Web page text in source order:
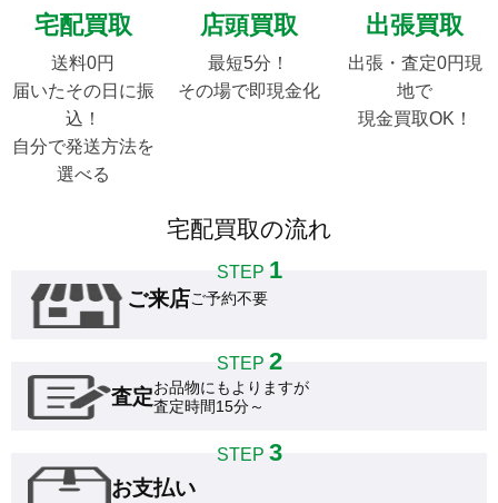
宅配買取
送料0円
届いたその日に振
込！
自分で発送方法を
選べる
店頭買取
最短5分！
その場で即現金化
出張買取
出張・査定0円現
地で
現金買取OK！
宅配買取の流れ
STEP 1
ご来店ご予約不要
STEP 2
査定お品物にもよりますが
査定時間15分～
STEP 3
お支払い